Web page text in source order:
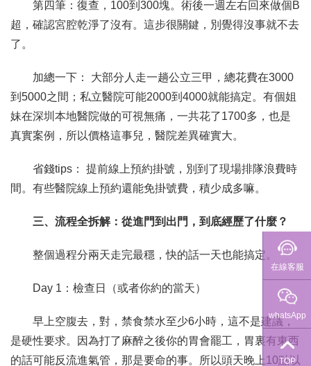
第四筆：復查，100到300塊。術後一週左右回來做個B
超，確認宮腔乾淨了沒有。這步很關鍵，別覺得沒事就不去
了。
加總一下： 大部分人走一趟公立三甲，總花費在3000
到5000之間；私立醫院可能2000到4000就能搞定。有個姐
妹在深圳本地醫院做的可視無痛，一共花了1700多，也是
真實案例，所以價格這事兒，醫院差異確實大。
省錢tips： 提前線上預約掛號，別到了現場排隊浪費時
間。有些醫院線上預約還能免掛號費，積少成多嘛。
三、流程全拆解：從進門到出門，到底經歷了什麼？
整個過程分兩天走完最穩，快的話一天也能搞定。
Day 1：檢查日（或者你約的當天）
早上空腹去，對，禁食禁水至少6小時，這不是建議，
是硬性要求。因為打了麻醉之後你的胃會罷工，胃裏有東西
的話可能反流進氣管，那是要命的事。所以頭天晚上10點以
在線客服
whatsApp
TOP